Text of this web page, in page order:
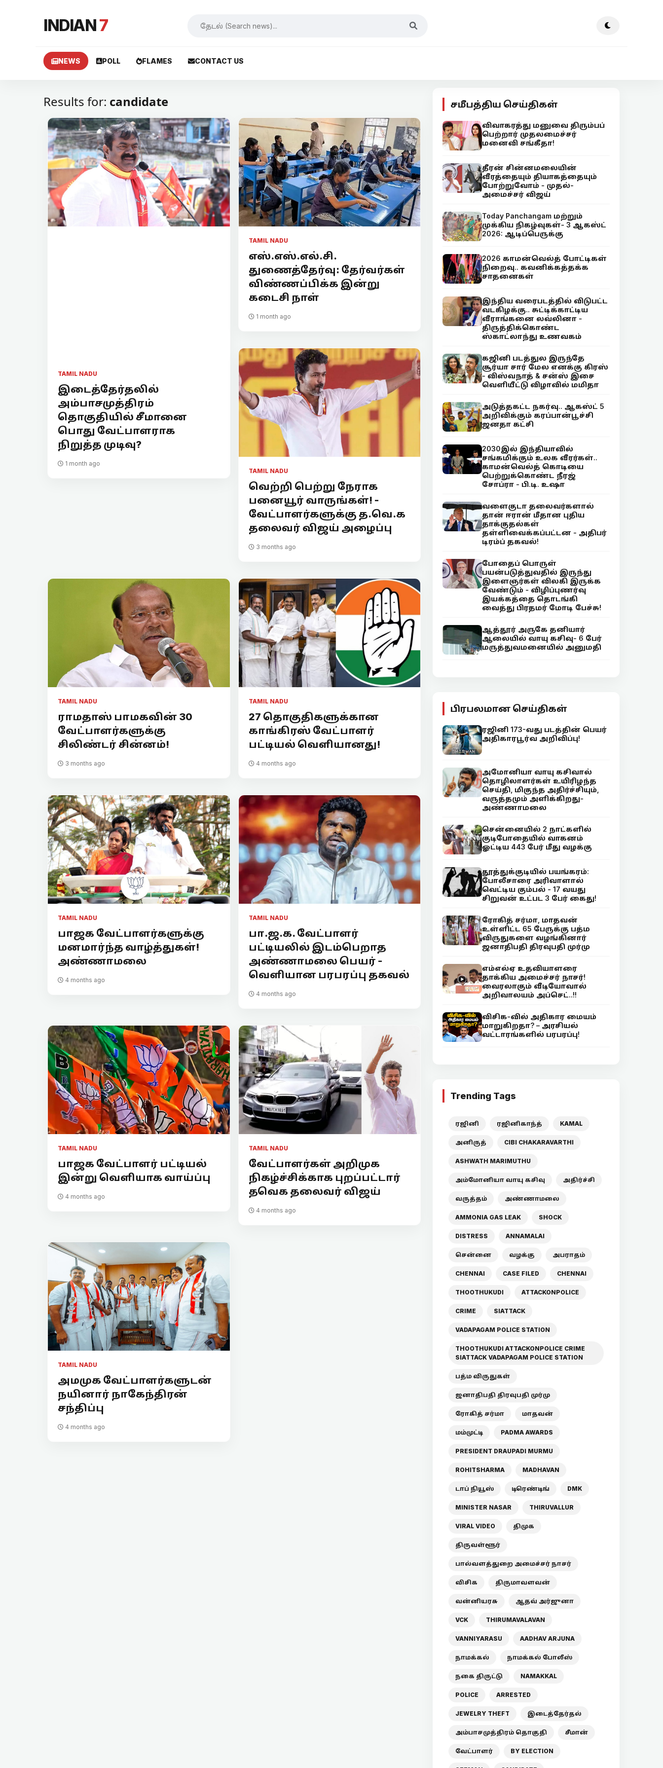
INDIAN7
NEWS POLL FLAMES CONTACT US
Results for: candidate
TAMIL NADU
இடைத்தேர்தலில்
அம்பாசமுத்திரம்
தொகுதியில் சீமானை
பொது வேட்பாளராக
நிறுத்த முடிவு?
1 month ago
TAMIL NADU
எஸ்.எஸ்.எல்.சி.
துணைத்தேர்வு: தேர்வர்கள்
விண்ணப்பிக்க இன்று
கடைசி நாள்
1 month ago
TAMIL NADU
வெற்றி பெற்று நேராக
பனையூர் வாருங்கள்! -
வேட்பாளர்களுக்கு த.வெ.க
தலைவர் விஜய் அழைப்பு
3 months ago
TAMIL NADU
ராமதாஸ் பாமகவின் 30
வேட்பாளர்களுக்கு
சிலிண்டர் சின்னம்!
3 months ago
TAMIL NADU
27 தொகுதிகளுக்கான
காங்கிரஸ் வேட்பாளர்
பட்டியல் வெளியானது!
4 months ago
TAMIL NADU
பாஜக வேட்பாளர்களுக்கு
மனமார்ந்த வாழ்த்துகள்!
அண்ணாமலை
4 months ago
TAMIL NADU
பா.ஜ.க. வேட்பாளர்
பட்டியலில் இடம்பெறாத
அண்ணாமலை பெயர் -
வெளியான பரபரப்பு தகவல்
4 months ago
TAMIL NADU
பாஜக வேட்பாளர் பட்டியல்
இன்று வெளியாக வாய்ப்பு
4 months ago
TAMIL NADU
வேட்பாளர்கள் அறிமுக
நிகழ்ச்சிக்காக புறப்பட்டார்
தவெக தலைவர் விஜய்
4 months ago
TAMIL NADU
அமமுக வேட்பாளர்களுடன்
நயினார் நாகேந்திரன்
சந்திப்பு
4 months ago
சமீபத்திய செய்திகள்
விவாகரத்து மனுவை திரும்பப்
பெற்றார் முதலமைச்சர்
மனைவி சங்கீதா!
தீரன் சின்னமலையின்
வீரத்தையும் தியாகத்தையும்
போற்றுவோம் - முதல்-
அமைச்சர் விஜய்
Today Panchangam மற்றும்
முக்கிய நிகழ்வுகள்- 3 ஆகஸ்ட்
2026: ஆடிப்பெருக்கு
2026 காமன்வெல்த் போட்டிகள்
நிறைவு.. கவனிக்கத்தக்க
சாதனைகள்
இந்திய வரைபடத்தில் விடுபட்ட
வடகிழக்கு.. சுட்டிக்காட்டிய
வீராங்கனை லவ்லினா -
திருத்திக்கொண்ட
ஸ்காட்லாந்து உணவகம்
கஜினி படத்துல இருந்தே
சூர்யா சார் மேல எனக்கு கிரஸ்
- விஸ்வநாத் & சன்ஸ் இசை
வெளியீட்டு விழாவில் மமிதா
அடுத்தகட்ட நகர்வு.. ஆகஸ்ட் 5
அறிவிக்கும் கரப்பான்பூச்சி
ஜனதா கட்சி
2030இல் இந்தியாவில்
சங்கமிக்கும் உலக வீரர்கள்..
காமன்வெல்த் கொடியை
பெற்றுக்கொண்ட நீரஜ்
சோப்ரா - பி.டி. உஷா
வளைகுடா தலைவர்களால்
தான் ஈரான் மீதான புதிய
தாக்குதல்கள்
தள்ளிவைக்கப்பட்டன - அதிபர்
டிரம்ப் தகவல்!
போதைப் பொருள்
பயன்படுத்துவதில் இருந்து
இளைஞர்கள் விலகி இருக்க
வேண்டும் - விழிப்புணர்வு
இயக்கத்தை தொடங்கி
வைத்து பிரதமர் மோடி பேச்சு!
ஆத்தூர் அருகே தனியார்
ஆலையில் வாயு கசிவு- 6 பேர்
மருத்துவமனையில் அனுமதி
பிரபலமான செய்திகள்
ரஜினி 173-வது படத்தின் பெயர்
அதிகாரபூர்வ அறிவிப்பு!
அமோனியா வாயு கசிவால்
தொழிலாளர்கள் உயிரிழந்த
செய்தி, மிகுந்த அதிர்ச்சியும்,
வருத்தமும் அளிக்கிறது-
அண்ணாமலை
சென்னையில் 2 நாட்களில்
குடிபோதையில் வாகனம்
ஓட்டிய 443 பேர் மீது வழக்கு
தூத்துக்குடியில் பயங்கரம்:
போலீசாரை அரிவாளால்
வெட்டிய கும்பல் - 17 வயது
சிறுவன் உட்பட 3 பேர் கைது!
ரோகித் சர்மா, மாதவன்
உள்ளிட்ட 65 பேருக்கு பத்ம
விருதுகளை வழங்கினார்
ஜனாதிபதி திரவுபதி முர்மு
எம்எல்ஏ உதவியாளரை
தாக்கிய அமைச்சர் நாசர்!
வைரலாகும் வீடியோவால்
அறிவாலயம் அப்செட்..!!
விசிக-வில் அதிகார மையம்
மாறுகிறதா? – அரசியல்
வட்டாரங்களில் பரபரப்பு!
Trending Tags
ரஜினி ரஜினிகாந்த் KAMAL
அனிருத் CIBI CHAKARAVARTHI
ASHWATH MARIMUTHU
அம்மோனியா வாயு கசிவு அதிர்ச்சி
வருத்தம் அண்ணாமலை
AMMONIA GAS LEAK SHOCK
DISTRESS ANNAMALAI
சென்னை வழக்கு அபராதம்
CHENNAI CASE FILED CHENNAI
THOOTHUKUDI ATTACKONPOLICE
CRIME SIATTACK
VADAPAGAM POLICE STATION
THOOTHUKUDI ATTACKONPOLICE CRIME
SIATTACK VADAPAGAM POLICE STATION
பத்ம விருதுகள்
ஜனாதிபதி திரவுபதி முர்மு
ரோகித் சர்மா மாதவன்
மம்முட்டி PADMA AWARDS
PRESIDENT DRAUPADI MURMU
ROHITSHARMA MADHAVAN
டாப் நியூஸ் டிரெண்டிங் DMK
MINISTER NASAR THIRUVALLUR
VIRAL VIDEO திமுக
திருவள்ளூர்
பால்வளத்துறை அமைச்சர் நாசர்
விசிக திருமாவளவன்
வன்னியரசு ஆதவ் அர்ஜுனா
VCK THIRUMAVALAVAN
VANNIYARASU AADHAV ARJUNA
நாமக்கல் நாமக்கல் போலீஸ்
நகை திருட்டு NAMAKKAL
POLICE ARRESTED
JEWELRY THEFT இடைத்தேர்தல்
அம்பாசமுத்திரம் தொகுதி சீமான்
வேட்பாளர் BY ELECTION